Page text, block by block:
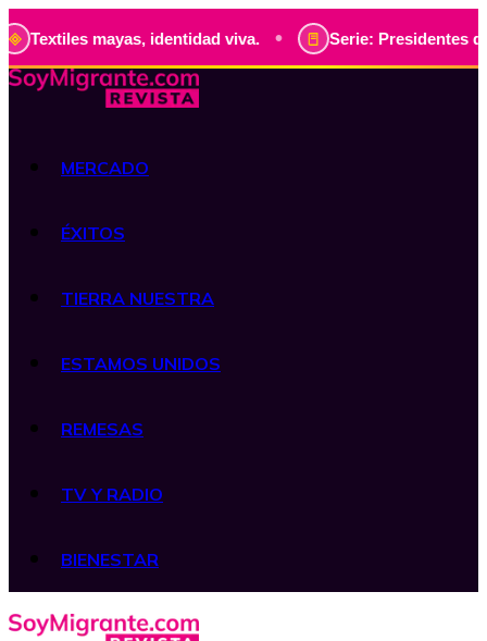
mayas, identidad viva. • Serie: Presidentes de
MERCADO
ÉXITOS
TIERRA NUESTRA
ESTAMOS UNIDOS
REMESAS
TV Y RADIO
BIENESTAR